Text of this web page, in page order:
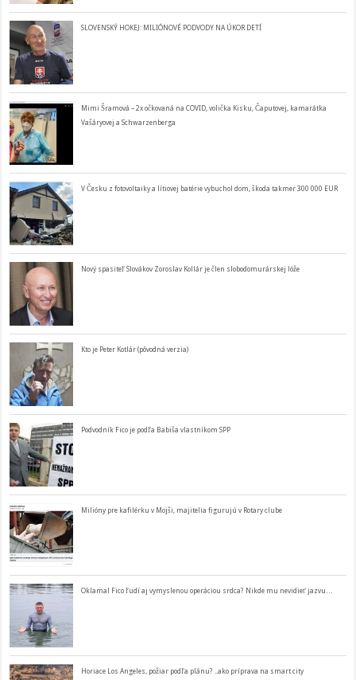
SLOVENSKÝ HOKEJ: MILIÓNOVÉ PODVODY NA ÚKOR DETÍ
Mimi Šramová – 2x očkovaná na COVID, volička Kisku, Čaputovej, kamarátka
Vašáryovej a Schwarzenberga
V Česku z fotovoltaiky a lítiovej batérie vybuchol dom, škoda takmer 300 000 EUR
Nový spasiteľ Slovákov Zoroslav Kollár je člen slobodomurárskej lóže
Kto je Peter Kotlár (pôvodná verzia)
Podvodník Fico je podľa Babiša vlastníkom SPP
Milióny pre kafilérku v Mojši, majitelia figurujú v Rotary clube
Oklamal Fico ľudí aj vymyslenou operáciou srdca? Nikde mu nevidieť jazvu…
Horiace Los Angeles, požiar podľa plánu? ..ako príprava na smart city